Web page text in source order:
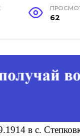
62
в с.